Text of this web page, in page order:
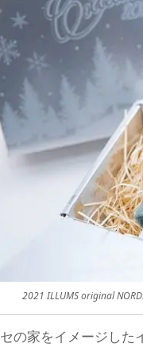
2021 ILLUMS original
の家をイメージし